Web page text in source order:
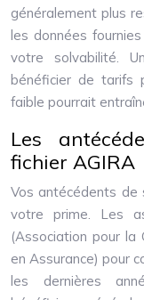
généralement plus
les données
votre solvabilité.
bénéficier de tarifs
faible pourrait
Les
fichier AGIRA
Vos antécédents de
votre prime. Les
(Association pour la
en Assurance) pour
les dernières